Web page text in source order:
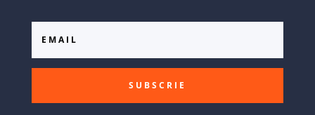
SUBSCRIE